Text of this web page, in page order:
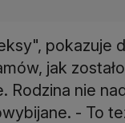
pokazuje
jak
Rodzina nie
- To